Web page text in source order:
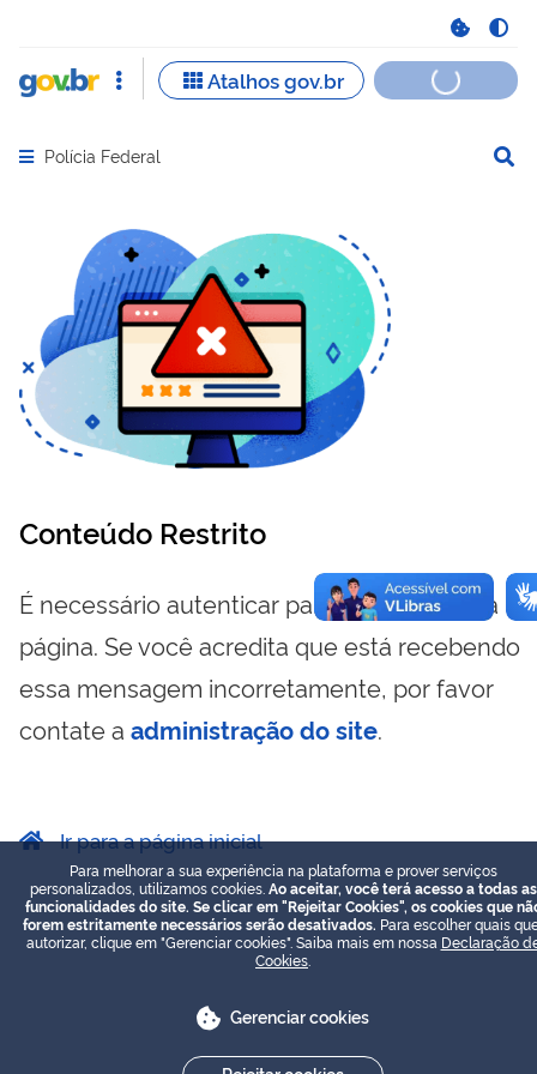
Abrir menu principal de navegação
Polícia Federal
Conteúdo Restrito
É necessário autenticar para visualizar essa
página. Se você acredita que está recebendo
essa mensagem incorretamente, por favor
contate a administração do site.
Ir para a página inicial
Para melhorar a sua experiência na plataforma e prover serviços
personalizados, utilizamos cookies. Ao aceitar, você terá acesso a todas as
funcionalidades do site. Se clicar em "Rejeitar Cookies", os cookies que
forem estritamente necessários serão desativados. Para escolher quais
autorizar, clique em "Gerenciar cookies". Saiba mais em nossa Declaração
Cookies
Gerenciar cookies